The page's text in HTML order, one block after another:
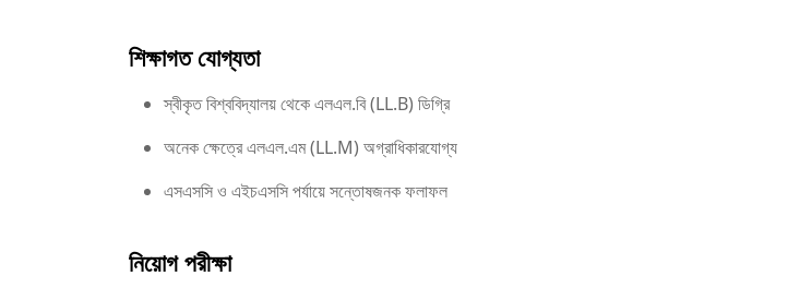
শিক্ষাগত যোগ্যতা
স্বীকৃত বিশ্ববিদ্যালয় থেকে এলএল.বি (LL.B) ডিগ্রি
অনেক ক্ষেত্রে এলএল.এম (LL.M) অগ্রাধিকারযোগ্য
এসএসসি ও এইচএসসি পর্যায়ে সন্তোষজনক ফলাফল
নিয়োগ পরীক্ষা